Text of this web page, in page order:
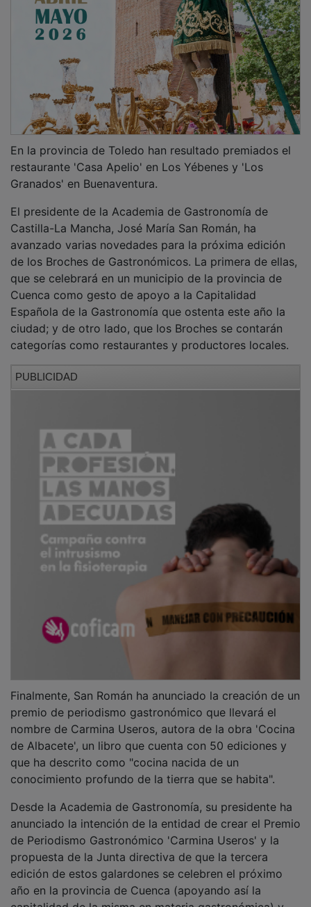
restaurante 'Casa Apelio' en Los Yébenes y 'Los
Granados' en Buenaventura.
Castilla-La Mancha, José María San Román, ha
avanzado varias novedades para la próxima edición
de los Broches de Gastronómicos. La primera de ellas,
que se celebrará en un municipio de la provincia de
Cuenca como gesto de apoyo a la Capitalidad
Española de la Gastronomía que ostenta este año la
ciudad; y de otro lado, que los Broches se contarán
categorías como restaurantes y productores locales.
premio de periodismo gastronómico que llevará el
nombre de Carmina Useros, autora de la obra 'Cocina
de Albacete', un libro que cuenta con 50 ediciones y
que ha descrito como "cocina nacida de un
conocimiento profundo de la tierra que se habita".
anunciado la intención de la entidad de crear el Premio
de Periodismo Gastronómico 'Carmina Useros' y la
propuesta de la Junta directiva de que la tercera
edición de estos galardones se celebren el próximo
año en la provincia de Cuenca (apoyando así la
capitalidad de la misma en materia gastronómica) y